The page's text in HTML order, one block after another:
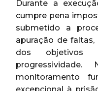
Durante a
cumpre pena
submetido a
apuração de
dos objetivos
monitoramento